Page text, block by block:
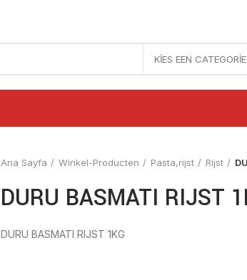
KIES EEN CATEGORIE
Ana Sayfa Winkel-Producten Pasta,rijst Rijst
DURU BASMATI RIJST
DURU BASMATI RIJST 1KG